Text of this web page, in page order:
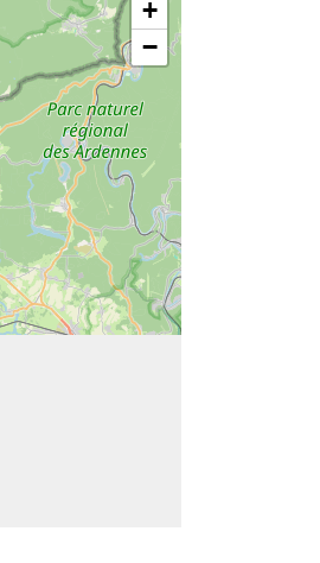
+
−